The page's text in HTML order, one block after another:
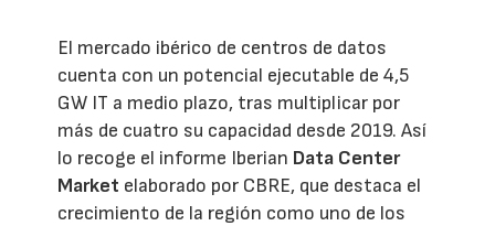
El mercado ibérico de centros de datos
cuenta con un potencial ejecutable de 4,5
GW IT a medio plazo, tras multiplicar por
más de cuatro su capacidad desde 2019. Así
lo recoge el informe Iberian Data Center
Market elaborado por CBRE, que destaca el
crecimiento de la región como uno de los